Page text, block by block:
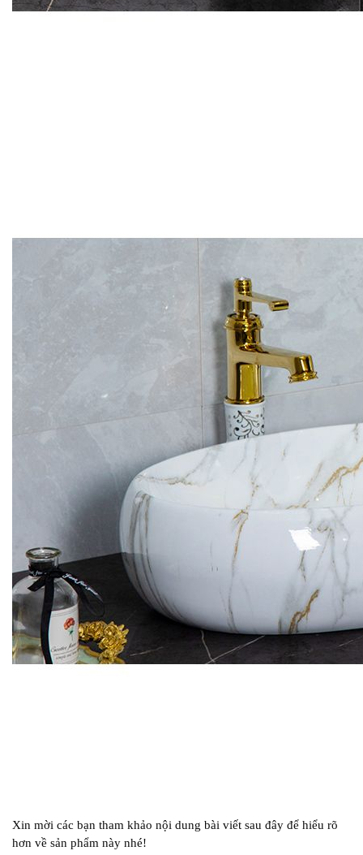
Xin mời các bạn tham khảo nội dung bài viết sau đây để hiểu rõ
hơn về sản phẩm này nhé!